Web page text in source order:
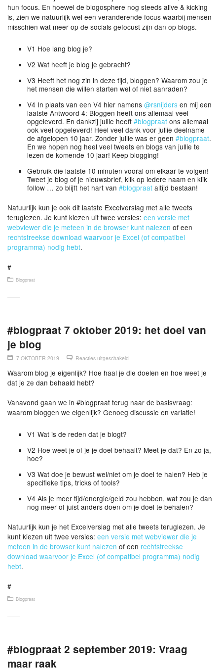
hun focus. En hoewel de blogosphere nog steeds alive & kicking
is, zien we natuurlijk wel een veranderende focus waarbij mensen
misschien wat meer op de socials gefocust zijn dan op blogs.
V1 Hoe lang blog je?
V2 Wat heeft je blog je gebracht?
V3 Heeft het nog zin in deze tijd, bloggen? Waarom zou je
het mensen die willen starten wel of niet aanraden?
V4 In plaats van een V4 hier namens @rsnijders en mij een
laatste Antwoord 4: Bloggen heeft ons allemaal veel
opgeleverd. En dankzij jullie heeft #blogpraat ons allemaal
ook veel opgeleverd! Heel veel dank voor jullie deelname
de afgelopen 10 jaar. Zonder jullie was er geen #blogpraat.
En we hopen nog heel veel tweets en blogs van jullie te
lezen de komende 10 jaar! Keep blogging!
Gebruik die laatste 10 minuten vooral om elkaar te volgen!
Tweet je blog of je nieuwsbrief, klik op iedere naam en klik
follow … zo blijft het hart van #blogpraat altijd bestaan!
Natuurlijk kun je ook dit laatste Excelverslag met alle tweets
teruglezen. Je kunt kiezen uit twee versies: een versie met
webviewer die je meteen in de browser kunt nalezen of een
rechtstreekse download waarvoor je Excel (of compatibel
programma) nodig hebt.
#
Blogpraat
#blogpraat 7 oktober 2019: het doel van
je blog
7 OKTOBER 2019 Reacties uitgeschakeld
Waarom blog je eigenlijk? Hoe haal je die doelen en hoe weet je
dat je ze dan behaald hebt?
Vanavond gaan we in #blogpraat terug naar de basisvraag:
waarom bloggen we eigenlijk? Genoeg discussie en variatie!
V1 Wat is de reden dat je blogt?
V2 Hoe weet je of je je doel behaalt? Meet je dat? En zo ja,
hoe?
V3 Wat doe je bewust wel/niet om je doel te halen? Heb je
specifieke tips, tricks of tools?
V4 Als je meer tijd/energie/geld zou hebben, wat zou je dan
nog meer of juist anders doen om je doel te behalen?
Natuurlijk kun je het Excelverslag met alle tweets teruglezen. Je
kunt kiezen uit twee versies: een versie met webviewer die je
meteen in de browser kunt nalezen of een rechtstreekse
download waarvoor je Excel (of compatibel programma) nodig
hebt.
#
Blogpraat
#blogpraat 2 september 2019: Vraag
maar raak